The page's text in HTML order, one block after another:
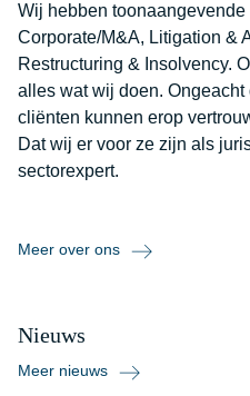
Wij hebben
Corporate/M&A, Litigation &
Restructuring & Insolvency.
alles wat wij doen. Ongeacht
cliënten kunnen erop
Dat wij er voor ze zijn als
sectorexpert.
Meer over ons
Nieuws
Meer nieuws